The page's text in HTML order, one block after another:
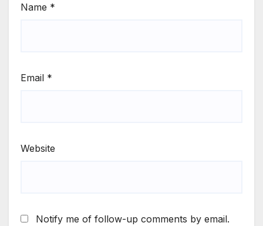
Name *
Email *
Website
Notify me of follow-up comments by email.